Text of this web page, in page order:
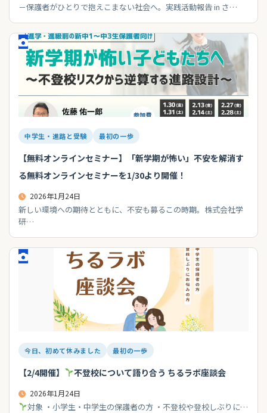
－保護者がひとりで抱えこまない社会へ。実践活動報告 in さ…
中学生・進路と受験 最初の一歩
【無料オンラインセミナー】「新学期が怖い」不安を解消す
る無料オンラインセミナーを1/30より開催！
2026年1月24日
新しい環境への期待とともに、不安も募るこの時期。株式会社学
研…
今日、初めて休みました 最初の一歩
【2/4開催】 不登校について語り合う ちるラボ座談会
2026年1月24日
対象 ・小学生・中学生の保護者の方 ・不登校や登校しぶりに…